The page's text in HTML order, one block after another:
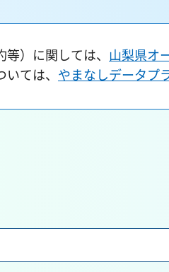
）に関しては、 山梨県オ
ては、 やまなしデータプ